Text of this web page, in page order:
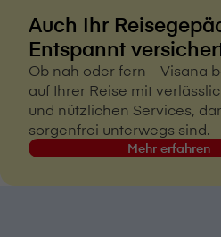
Auch Ihr
Entspannt
Ob nah oder fern – V⁠i⁠s⁠a⁠n⁠a
auf Ihrer Reise mit
und nützlichen Services,
sorgenfrei unterwegs sind.
Mehr erfahren